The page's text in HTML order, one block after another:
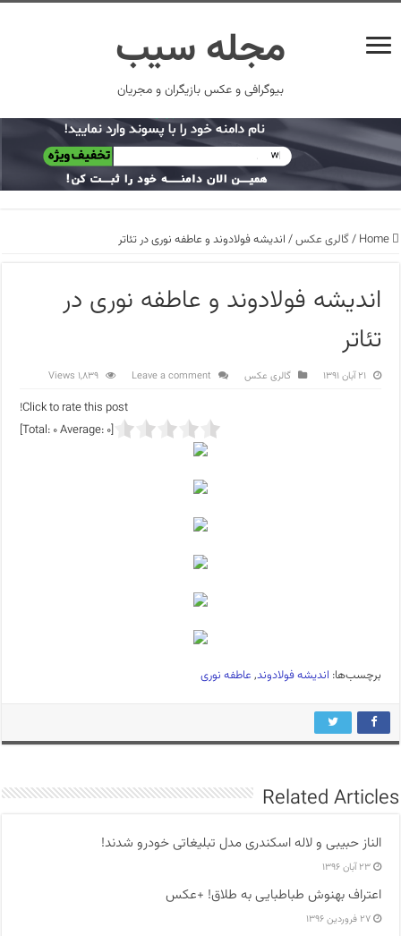
مجله سیب
بیوگرافی و عکس بازیگران و مجریان
Home
/گالری عکس/ اندیشه فولادوند و عاطفه نوری در تئاتر
اندیشه فولادوند و عاطفه نوری در
تئاتر
۲۱ آبان ۱۳۹۱ گالری عکس Leave a comment
1,839 Views
Click to rate this post!
[Total:
0Average: 0
]
برچسب‌ها: اندیشه فولادوند, عاطفه نوری
Related Articles
الناز حبیبی و لاله اسکندری مدل تبلیغاتی خودرو شدند!
۲۳ آبان ۱۳۹۶
اعتراف بهنوش طباطبایی به طلاق! +عکس
۲۷ فروردین ۱۳۹۶